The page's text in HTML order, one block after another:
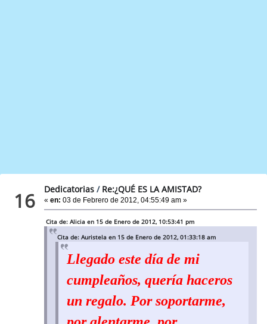
16 Dedicatorias / Re:¿QUÉ ES LA AMISTAD?
«en: 03 de Febrero de 2012, 04:55:49 am »
Cita de: Alicia en 15 de Enero de 2012, 10:53:41 pm
Cita de: Auristela en 15 de Enero de 2012, 01:33:18 am
Llegado este día de mi
cumpleaños, quería haceros
un regalo. Por soportarme,